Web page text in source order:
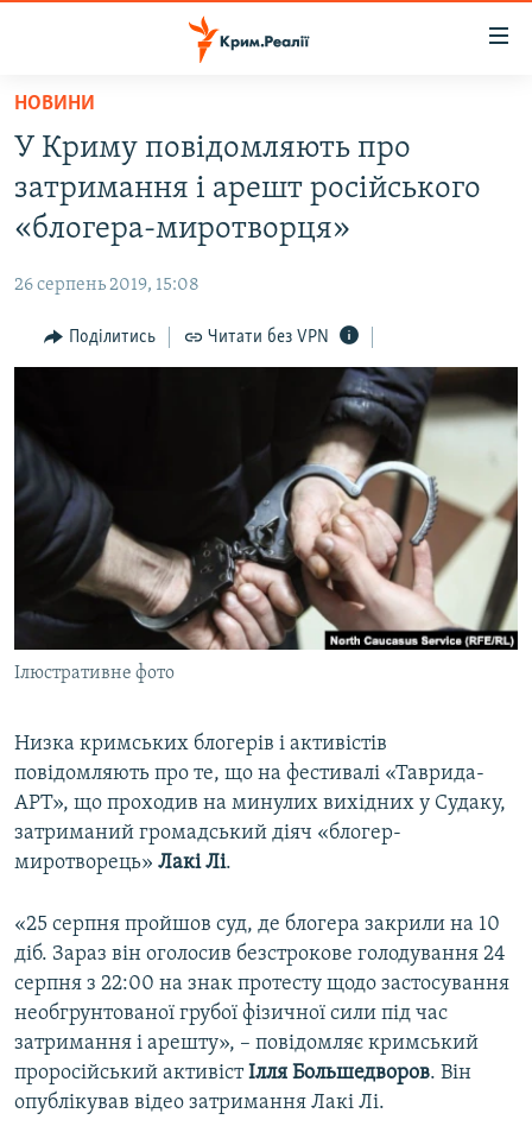
Перейти
основного
матеріалу
Перейти
до
основної
навігації
Перейти
до
ВОДА.КРИМ
ВІДЕО ТА ФОТО
БЛОГИ
ПОГЛЯД
ВСЕ ЗА ДЕНЬ
СПЕЦПРОЕКТИ
ДЕПОРТАЦІЯ
ВІДЕОУРОКИ «ELIFBE»
СВІДЧЕННЯ ОКУПАЦІЇ
УКРАЇНСЬКА ПРОБЛЕМА КРИМУ
ІНФОГРАФІКА
ЯК ОБІЙТИ БЛОКУВАННЯ
Русский
Qırımtatar
ДОЛУЧАЙСЯ!
Усі сайти RFE/RL
НОВИНИ
У Криму повідомляють про
затримання і арешт російського
«блогера-миротворця»
26 серпень 2019, 15:08
Поділитись Читати без VPN
Ілюстративне фото
Низка кримських блогерів і активістів
повідомляють про те, що на фестивалі «Таврида-
АРТ», що проходив на минулих вихідних у Судаку,
затриманий громадський діяч «блогер-
миротворець» Лакі Лі.
«25 серпня пройшов суд, де блогера закрили на 10
діб. Зараз він оголосив безстрокове голодування 24
серпня з 22:00 на знак протесту щодо застосування
необгрунтованої грубої фізичної сили під час
затримання і арешту», – повідомляє кримський
проросійський активістІлля Большедворов. Він
опублікував відео затримання Лакі Лі.